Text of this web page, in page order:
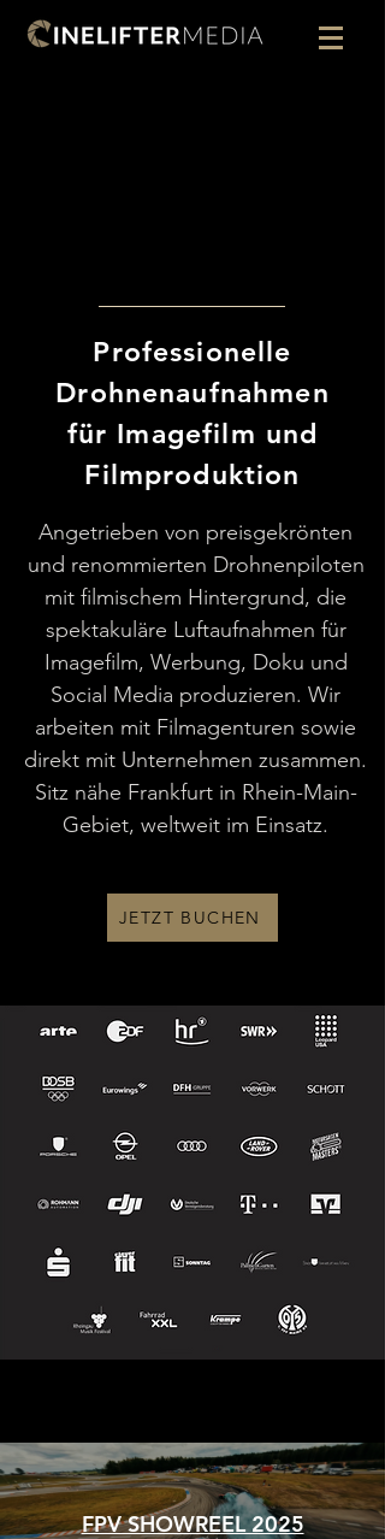
Professionelle
Drohnenaufnahmen
für Imagefilm und
Filmproduktion
Angetrieben von preisgekrönten
und renommierten Drohnenpiloten
mit filmischem Hintergrund, die
spektakuläre Luftaufnahmen für
Imagefilm, Werbung, Doku und
Social Media produzieren. Wir
arbeiten mit Filmagenturen sowie
direkt mit Unternehmen zusammen.
Sitz nähe Frankfurt in Rhein-Main-
Gebiet, weltweit im Einsatz.
JETZT BUCHEN
FPV SHOWREEL 2025